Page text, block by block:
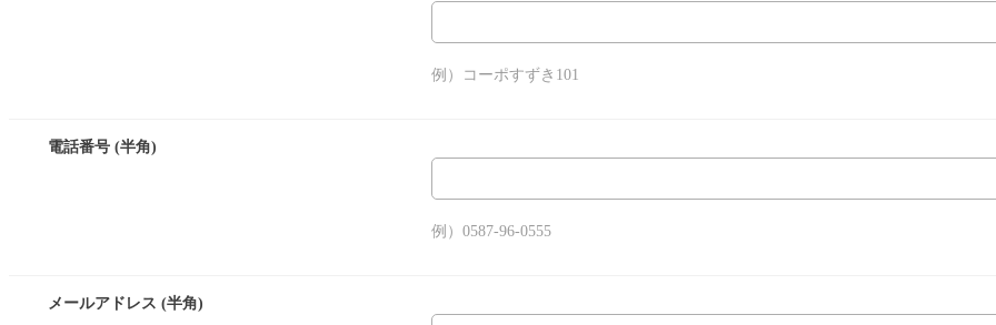
例）コーポすずき101
電話番号 (半角)
例）0587-96-0555
メールアドレス (半角)